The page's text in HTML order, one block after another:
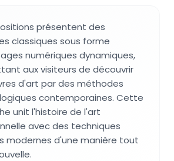
présentent des
classiques sous forme
numériques dynamiques,
aux visiteurs de découvrir
d'art par des méthodes
contemporaines. Cette
unit l'histoire de l'art
avec des techniques
modernes d'une manière tout